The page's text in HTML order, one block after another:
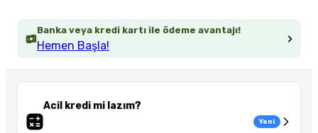
Banka veya kredi kartı ile ödeme avantajı!
Hemen Başla!
Acil kredi mi lazım?
Yeni